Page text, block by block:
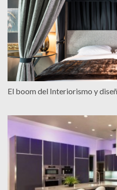
El boom del Interiorismo y